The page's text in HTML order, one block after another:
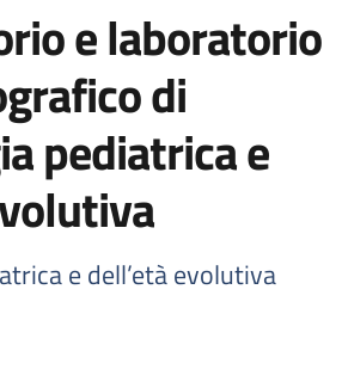
e laboratorio
di
pediatrica e
e dell’età evolutiva